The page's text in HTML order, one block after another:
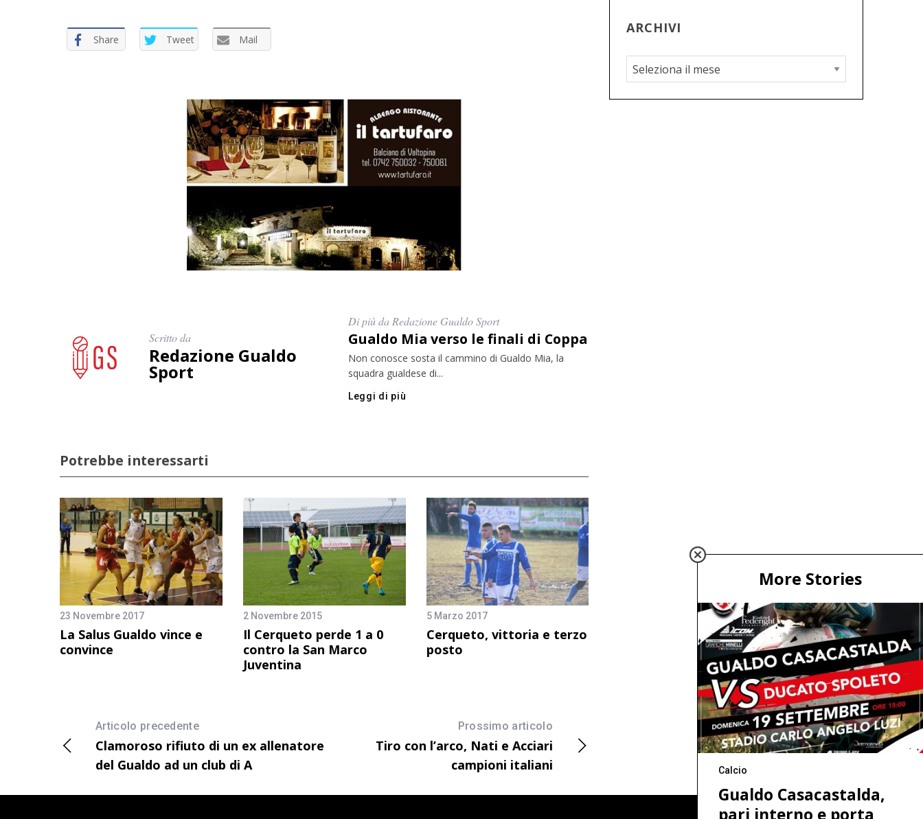
Share Tweet Mail
Scritto da
Redazione Gualdo
Sport
Di più da Redazione Gualdo Sport
Gualdo Mia verso le finali di Coppa
Non conosce sosta il cammino di Gualdo Mia, la
squadra gualdese di...
Leggi di più
Potrebbe interessarti
23 Novembre 2017
La Salus Gualdo vince e
convince
2 Novembre 2015
Il Cerqueto perde 1 a 0
contro la San Marco
Juventina
5 Marzo 2017
Cerqueto, vittoria e terzo
posto
Articolo precedente
Clamoroso rifiuto di un ex allenatore
del Gualdo ad un club di A
Prossimo articolo
Tiro con l’arco, Nati e Acciari
campioni italiani
ARCHIVI
A
r
c
More Stories
Calcio
Gualdo Casacastalda,
pari interno e porta